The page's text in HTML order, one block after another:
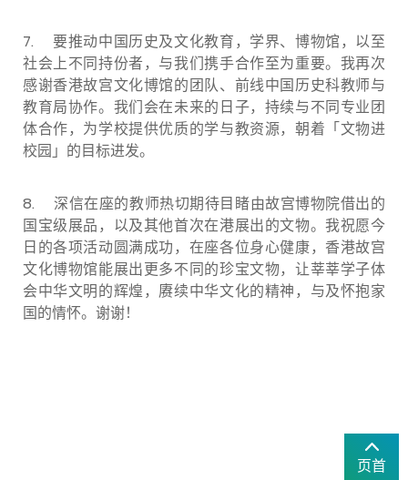
7. 要推动中国历史及文化教育，学界、博物馆，以至
社会上不同持份者，与我们携手合作至为重要。我再次
感谢香港故宫文化博馆的团队、前线中国历史科教师与
教育局协作。我们会在未来的日子，持续与不同专业团
体合作，为学校提供优质的学与教资源，朝着「文物进
校园」的目标进发。
8.
深信在座的教师热切期待目睹由故宫博物院借出的
国宝级展品，以及其他首次在港展出的文物。我祝愿今
日的各项活动圆满成功，在座各位身心健康，香港故宫
文化博物馆能展出更多不同的珍宝文物，让莘莘学子体
会中华文明的辉煌，赓续中华文化的精神，与及怀抱家
国的情怀。谢谢！
页首